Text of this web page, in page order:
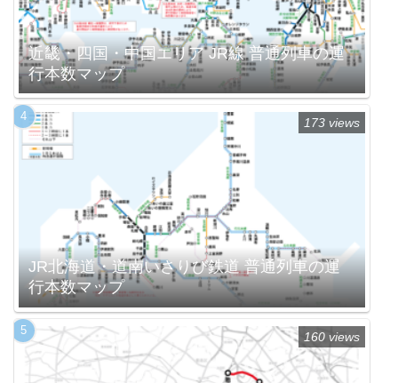
近畿・四国・中国エリア JR線 普通列車の運
行本数マップ
JR北海道・道南いさりび鉄道 普通列車の運
行本数マップ
173 views
160 views